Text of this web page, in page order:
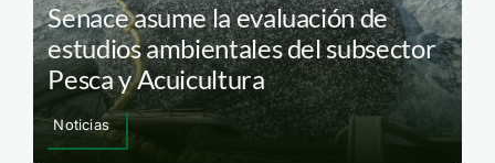
Senace asume la evaluación de
estudios ambientales del subsector
Pesca y Acuicultura
Noticias